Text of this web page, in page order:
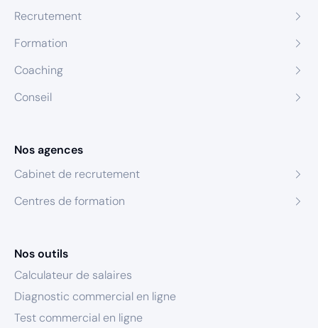
Recrutement
Formation
Coaching
Conseil
Nos agences
Cabinet de recrutement
Centres de formation
Nos outils
Calculateur de salaires
Diagnostic commercial en ligne
Test commercial en ligne